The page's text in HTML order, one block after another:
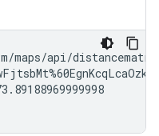
maps/api/